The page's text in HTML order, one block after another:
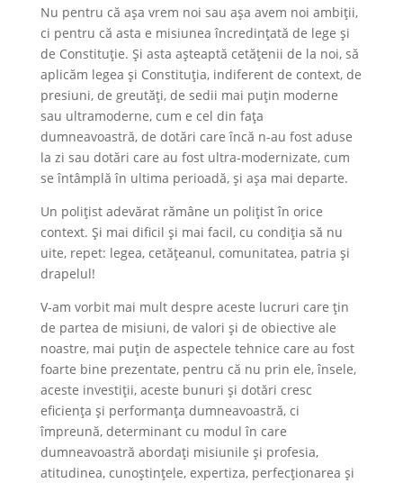
Nu pentru că așa vrem noi sau așa avem noi ambiții,
ci pentru că asta e misiunea încredințată de lege și
de Constituție. Și asta așteaptă cetățenii de la noi, să
aplicăm legea și Constituția, indiferent de context, de
presiuni, de greutăți, de sedii mai puțin moderne
sau ultramoderne, cum e cel din fața
dumneavoastră, de dotări care încă n-au fost aduse
la zi sau dotări care au fost ultra-modernizate, cum
se întâmplă în ultima perioadă, și așa mai departe.
Un polițist adevărat rămâne un polițist în orice
context. Și mai dificil și mai facil, cu condiția să nu
uite, repet: legea, cetățeanul, comunitatea, patria și
drapelul!
V-am vorbit mai mult despre aceste lucruri care țin
de partea de misiuni, de valori și de obiective ale
noastre, mai puțin de aspectele tehnice care au fost
foarte bine prezentate, pentru că nu prin ele, însele,
aceste investiții, aceste bunuri și dotări cresc
eficiența și performanța dumneavoastră, ci
împreună, determinant cu modul în care
dumneavoastră abordați misiunile și profesia,
atitudinea, cunoștințele, expertiza, perfecționarea și